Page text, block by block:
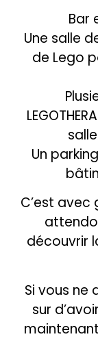
Bar
Une salle
de Lego
Un
C’est avec
découvrir
Si vous ne
sur